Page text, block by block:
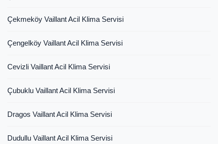
Çekmeköy Vaillant Acil Klima Servisi
Çengelköy Vaillant Acil Klima Servisi
Cevizli Vaillant Acil Klima Servisi
Çubuklu Vaillant Acil Klima Servisi
Dragos Vaillant Acil Klima Servisi
Dudullu Vaillant Acil Klima Servisi